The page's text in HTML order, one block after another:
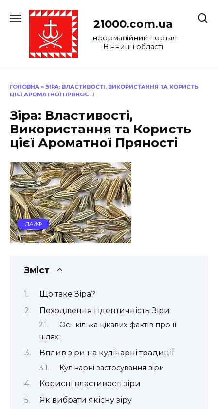
до
21000.com.ua
Інформаційний портал
Вінниці і області
ГОЛОВНА » ЗІРА: ВЛАСТИВОСТІ, ВИКОРИСТАННЯ ТА КОРИСТЬ
ЦІЄЇ АРОМАТНОЇ ПРЯНОСТІ
Зіра: Властивості,
Використання та Користь
цієї Ароматної Пряності
ЛАЙФ
Зміст
Що таке Зіра?
Походження і ідентичність Зіри
Ось кілька цікавих фактів про її
шлях:
Вплив зіри на кулінарні традиції
Кулінарні застосування зіри
Корисні властивості зіри
Як вибрати якісну зіру